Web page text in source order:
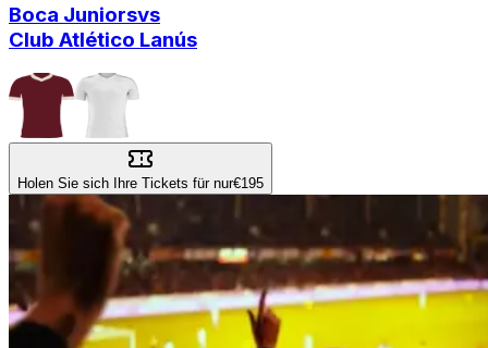
Boca Juniorsvs
Club Atlético Lanús
Holen Sie sich Ihre Tickets für nur€195